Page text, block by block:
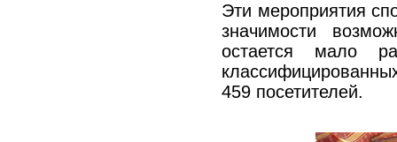
Эти мероприятия
значимости
остается мало
459 посетителей.